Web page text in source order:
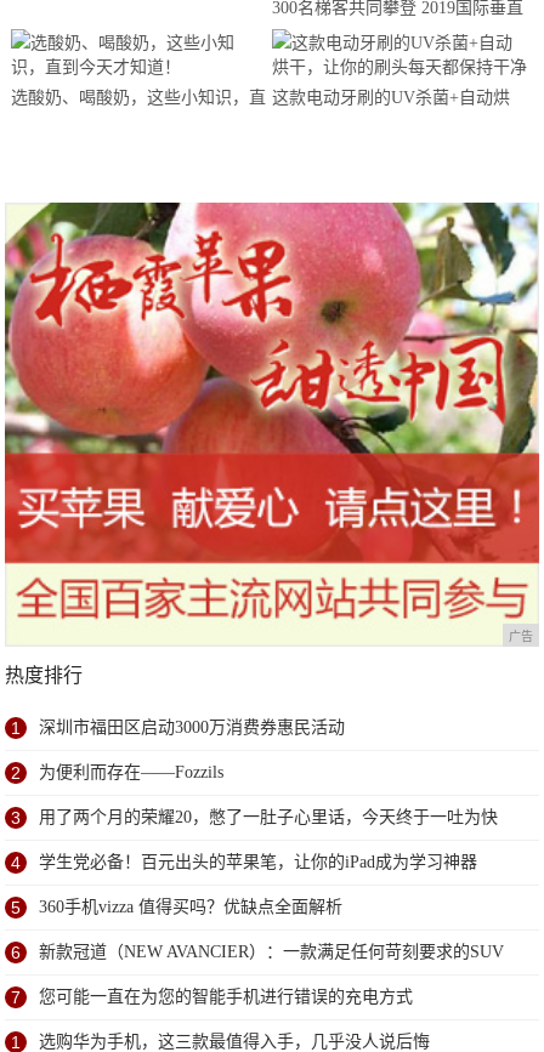
300名梯客共同攀登 2019国际垂直
马拉松超级精英赛顺德海骏达中心
站欢乐开跑
选酸奶、喝酸奶，这些小知识，直 这款电动牙刷的UV杀菌+自动烘
广告
热度排行
1 深圳市福田区启动3000万消费券惠民活动
2 为便利而存在——Fozzils
3 用了两个月的荣耀20，憋了一肚子心里话，今天终于一吐为快
4 学生党必备！百元出头的苹果笔，让你的iPad成为学习神器
5 360手机vizza 值得买吗？优缺点全面解析
6 新款冠道（NEW AVANCIER）：一款满足任何苛刻要求的SUV
7 您可能一直在为您的智能手机进行错误的充电方式
1 选购华为手机，这三款最值得入手，几乎没人说后悔